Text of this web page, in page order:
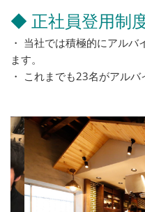
◆ 正社員登用制
・ 当社では積極的にアル
ます。
・ これまでも23名がアルバ